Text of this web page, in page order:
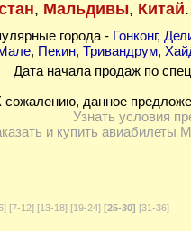
, Мальдивы, Китай.
города - Гонконг,
, Пекин, Тривандрум,
Дата начала продаж по
сожалению, данное
Узнать условия
и купить
[7-12] [13-18] [19-24] [25-30] [31-36]